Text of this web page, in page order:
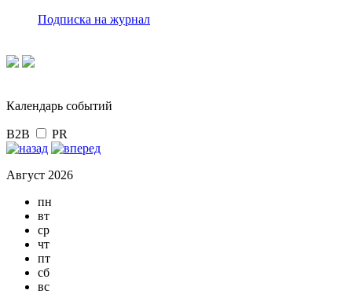
Подписка на журнал
Календарь событий
B2B PR
Август 2026
пн
вт
ср
чт
пт
сб
вс